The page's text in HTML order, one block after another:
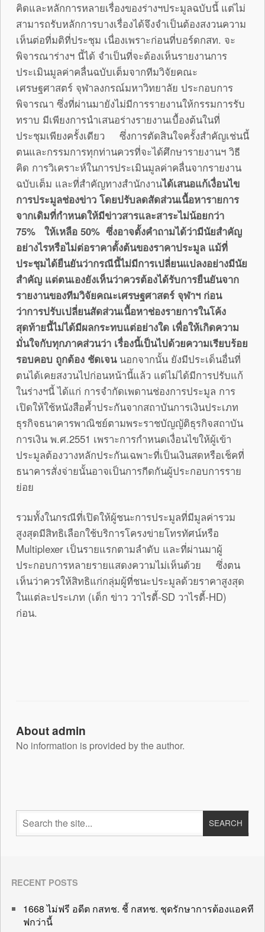
คิดและหลักการหลายเรื่องของร่างฯประมูลฉบับนี้ แต่ไม่
สามารถรับหลักการบางเรื่องได้จึงจำเป็นต้องสงวนความ
เห็นต่อที่มติที่ประชุม เนื่องเพราะก่อนที่บอร์ดกสท. จะ
พิจารณาร่างฯ นี้ได้ จำเป็นที่จะต้องเห็นรายงานการ
ประเมินมูลค่าคลื่นฉบับเต็มจากทีมวิจัยคณะ
เศรษฐศาสตร์ จุฬาลงกรณ์มหาวิทยาลัย ประกอบการ
พิจารณา ซึ่งที่ผ่านมายังไม่มีการรายงานให้กรรมการรับ
ทราบ มีเพียงการนำเสนอร่างรายงานเบื้องต้นในที่
ประชุมเพียงครั้งเดียว ซึ่งการตัดสินใจครั้งสำคัญเช่นนี้
ตนและกรรมการทุกท่านควรที่จะได้ศึกษารายงานฯ วิธี
คิด การวิเคราะห์ในการประเมินมูลค่าคลื่นจากรายงาน
ฉบับเต็ม และที่สำคัญทางสำนักงานได้เสนอแก้เงื่อนไข
การประมูลช่องข่าว โดยปรับลดสัดส่วนเนื้อหารายการ
จากเดิมที่กำหนดให้มีข่าวสารและสาระไม่น้อยกว่า
75% ให้เหลือ 50% ซึ่งอาจตั้งคำถามได้ว่ามีนัยสำคัญ
อย่างไรหรือไม่ต่อราคาตั้งต้นของราคาประมูล แม้ที่
ประชุมได้ยืนยันว่ากรณีนี้ไม่มีการเปลี่ยนแปลงอย่างมีนัย
สำคัญ แต่ตนเองยังเห็นว่าควรต้องได้รับการยืนยันจาก
รายงานของทีมวิจัยคณะเศรษฐศาสตร์ จุฬาฯ ก่อน
ว่าการปรับเปลี่ยนสัดส่วนเนื้อหาช่องรายการในโค้ง
สุดท้ายนี้ไม่ได้มีผลกระทบแต่อย่างใด เพื่อให้เกิดความ
มั่นใจกับทุกภาคส่วนว่า เรื่องนี้เป็นไปด้วยความเรียบร้อย
รอบคอบ ถูกต้อง ชัดเจน นอกจากนั้น ยังมีประเด็นอื่นที่
ตนได้เคยสงวนไปก่อนหน้านี้แล้ว แต่ไม่ได้มีการปรับแก้
ในร่างฯนี้ ได้แก่ การจำกัดเพดานช่องการประมูล การ
เปิดให้ใช้หนังสือค้ำประกันจากสถาบันการเงินประเภท
ธุรกิจธนาคารพาณิชย์ตามพระราชบัญญัติธุรกิจสถาบัน
การเงิน พ.ศ.2551 เพราะการกำหนดเงื่อนไขให้ผู้เข้า
ประมูลต้องวางหลักประกันเฉพาะที่เป็นเงินสดหรือเช็คที่
ธนาคารสั่งจ่ายนั้นอาจเป็นการกีดกันผู้ประกอบการราย
ย่อย
รวมทั้งในกรณีที่เปิดให้ผู้ชนะการประมูลที่มีมูลค่ารวม
สูงสุดมีสิทธิเลือกใช้บริการโครงข่ายโทรทัศน์หรือ
Multiplexer เป็นรายแรกตามลำดับ และที่ผ่านมาผู้
ประกอบการหลายรายแสดงความไม่เห็นด้วย ซึ่งตน
เห็นว่าควรให้สิทธิแก่กลุ่มผู้ที่ชนะประมูลด้วยราคาสูงสุด
ในแต่ละประเภท (เด็ก ข่าว วาไรตี้-SD วาไรตี้-HD)
ก่อน.
About admin
No information is provided by the author.
RECENT POSTS
1668 ไม่ฟรี อดีต กสทช. ชี้ กสทช. ชุดรักษาการต้องแอคที
ฟกว่านี้